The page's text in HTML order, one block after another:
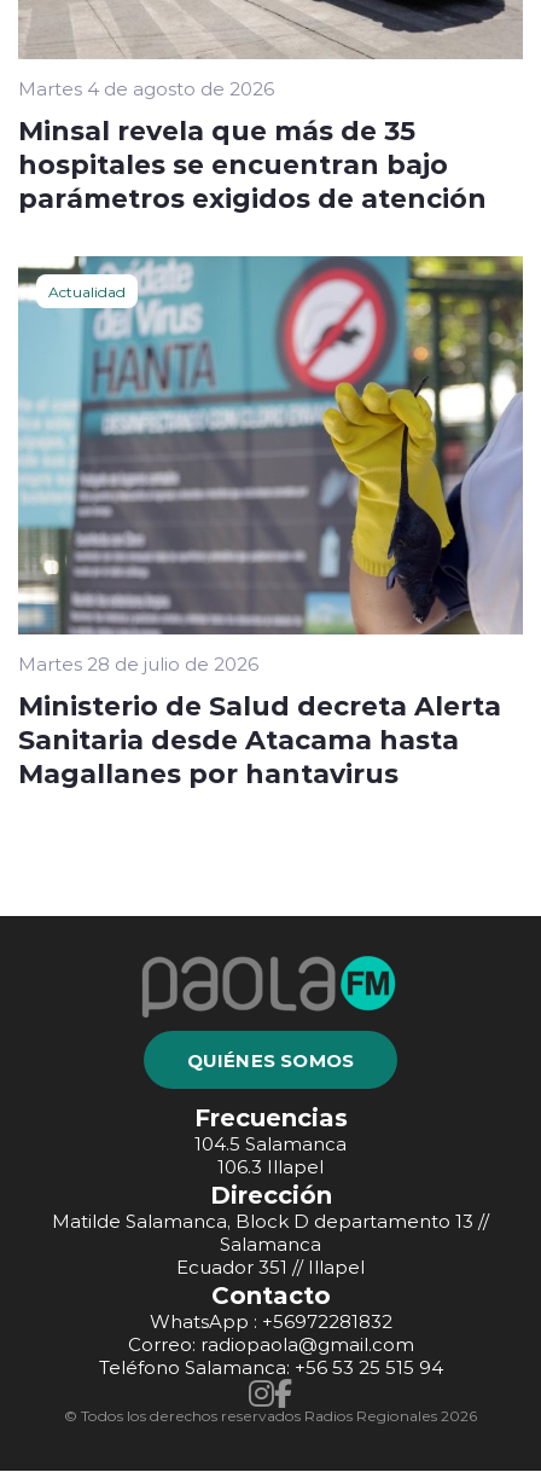
Martes 4 de agosto de 2026
Minsal revela que más de 35
hospitales se encuentran bajo
parámetros exigidos de atención
Actualidad
Martes 28 de julio de 2026
Ministerio de Salud decreta Alerta
Sanitaria desde Atacama hasta
Magallanes por hantavirus
QUIÉNES SOMOS
Frecuencias
104.5 Salamanca
106.3 Illapel
Dirección
Matilde Salamanca, Block D departamento 13 //
Salamanca
Ecuador 351 // Illapel
Contacto
WhatsApp : +56972281832
Correo: radiopaola@gmail.com
Teléfono Salamanca: +56 53 25 515 94
© Todos los derechos reservados Radios Regionales 2026